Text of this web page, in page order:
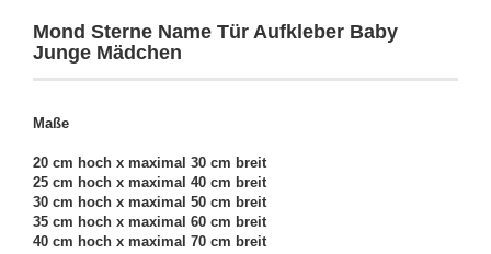
Mond Sterne Name Tür Aufkleber Baby
Junge Mädchen
Maße
20 cm hoch x maximal 30 cm breit
25 cm hoch x maximal 40 cm breit
30 cm hoch x maximal 50 cm breit
35 cm hoch x maximal 60 cm breit
40 cm hoch x maximal 70 cm breit